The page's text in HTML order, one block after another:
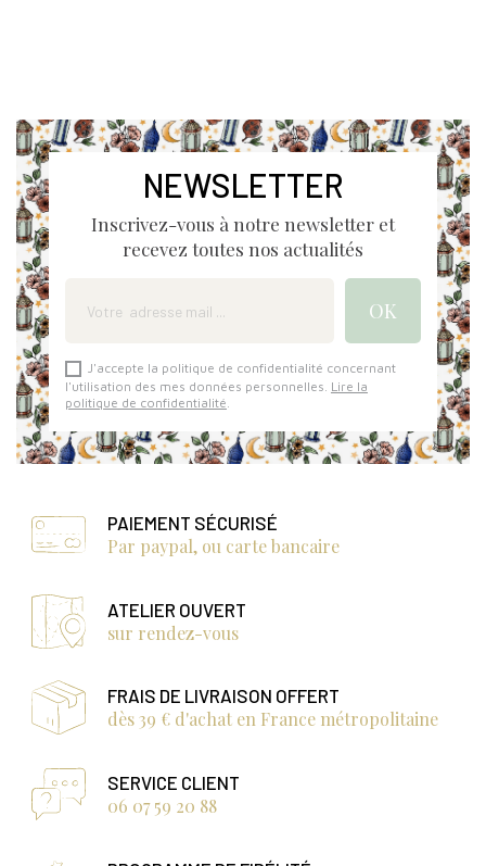
NEWSLETTER
Inscrivez-vous à notre newsletter et
recevez toutes nos actualités
J'accepte la politique de confidentialité concernant
l'utilisation des mes données personnelles. Lire la
politique de confidentialité
PAIEMENT SÉCURISÉ
Par paypal, ou carte bancaire
ATELIER OUVERT
sur rendez-vous
FRAIS DE LIVRAISON OFFERT
dès 39 € d'achat en France métropolitaine
SERVICE CLIENT
06 07 59 20 88